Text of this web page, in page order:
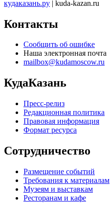
кудаказань.ру | kuda-kazan.ru
Контакты
Сообщить об ошибке
Наша электронная почта
mailbox@kudamoscow.ru
КудаКазань
Пресс-релиз
Редакционная политика
Правовая информация
Формат ресурса
Сотрудничество
Размещение событий
Требования к материалам
Музеям и выставкам
Ресторанам и кафе